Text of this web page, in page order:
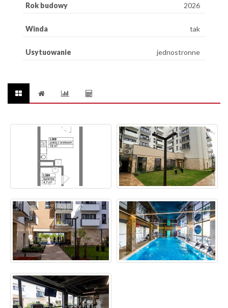
Rok budowy 2026
Winda tak
Usytuowanie jednostronne